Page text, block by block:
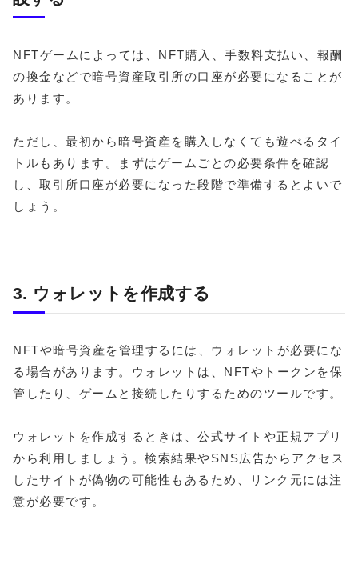
NFTゲームによっては、NFT購入、手数料支払い、報酬
の換金などで暗号資産取引所の口座が必要になることが
あります。
ただし、最初から暗号資産を購入しなくても遊べるタイ
トルもあります。まずはゲームごとの必要条件を確認
し、取引所口座が必要になった段階で準備するとよいで
しょう。
3. ウォレットを作成する
NFTや暗号資産を管理するには、ウォレットが必要にな
る場合があります。ウォレットは、NFTやトークンを保
管したり、ゲームと接続したりするためのツールです。
ウォレットを作成するときは、公式サイトや正規アプリ
から利用しましょう。検索結果やSNS広告からアクセス
したサイトが偽物の可能性もあるため、リンク元には注
意が必要です。